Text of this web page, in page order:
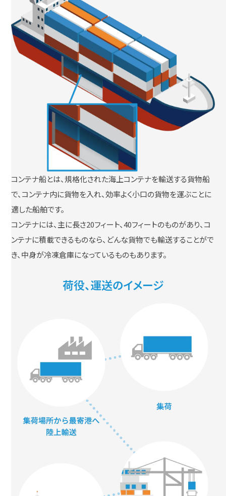
コンテナ船とは、規格化された海上コンテナを輸送する貨物船
で、コンテナ内に貨物を入れ、効率よく小口の貨物を運ぶことに
適した船舶です。
コンテナには、主に長さ20フィート、40フィートのものがあり、コ
ンテナに積載できるものなら、どんな貨物でも輸送することがで
き、中身が冷凍倉庫になっているものもあります。
荷役、運送のイメージ